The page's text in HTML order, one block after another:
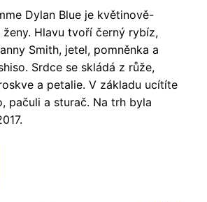
Dylan Blue je květinově-
Hlavu tvoří černý rybíz,
Smith, jetel, pomněnka a
Srdce se skládá z růže,
a petalie. V základu ucítíte
pačuli a sturač. Na trh byla